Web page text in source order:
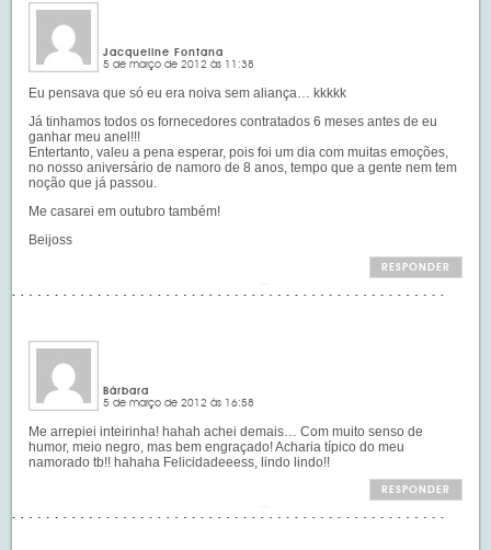
Jacqueline Fontana
5 de março de 2012 às 11:38
Eu pensava que só eu era noiva sem aliança… kkkkk
Já tinhamos todos os fornecedores contratados 6 meses antes de eu
ganhar meu anel!!!
Entertanto, valeu a pena esperar, pois foi um dia com muitas emoções,
no nosso aniversário de namoro de 8 anos, tempo que a gente nem tem
noção que já passou.
Me casarei em outubro também!
Beijoss
RESPONDER
Bárbara
5 de março de 2012 às 16:58
Me arrepiei inteirinha! hahah achei demais… Com muito senso de
humor, meio negro, mas bem engraçado! Acharia típico do meu
namorado tb!! hahaha Felicidadeeess, lindo lindo!!
RESPONDER